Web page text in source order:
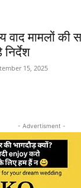
वाद मामलों की
15, 2025
- Advertisment -